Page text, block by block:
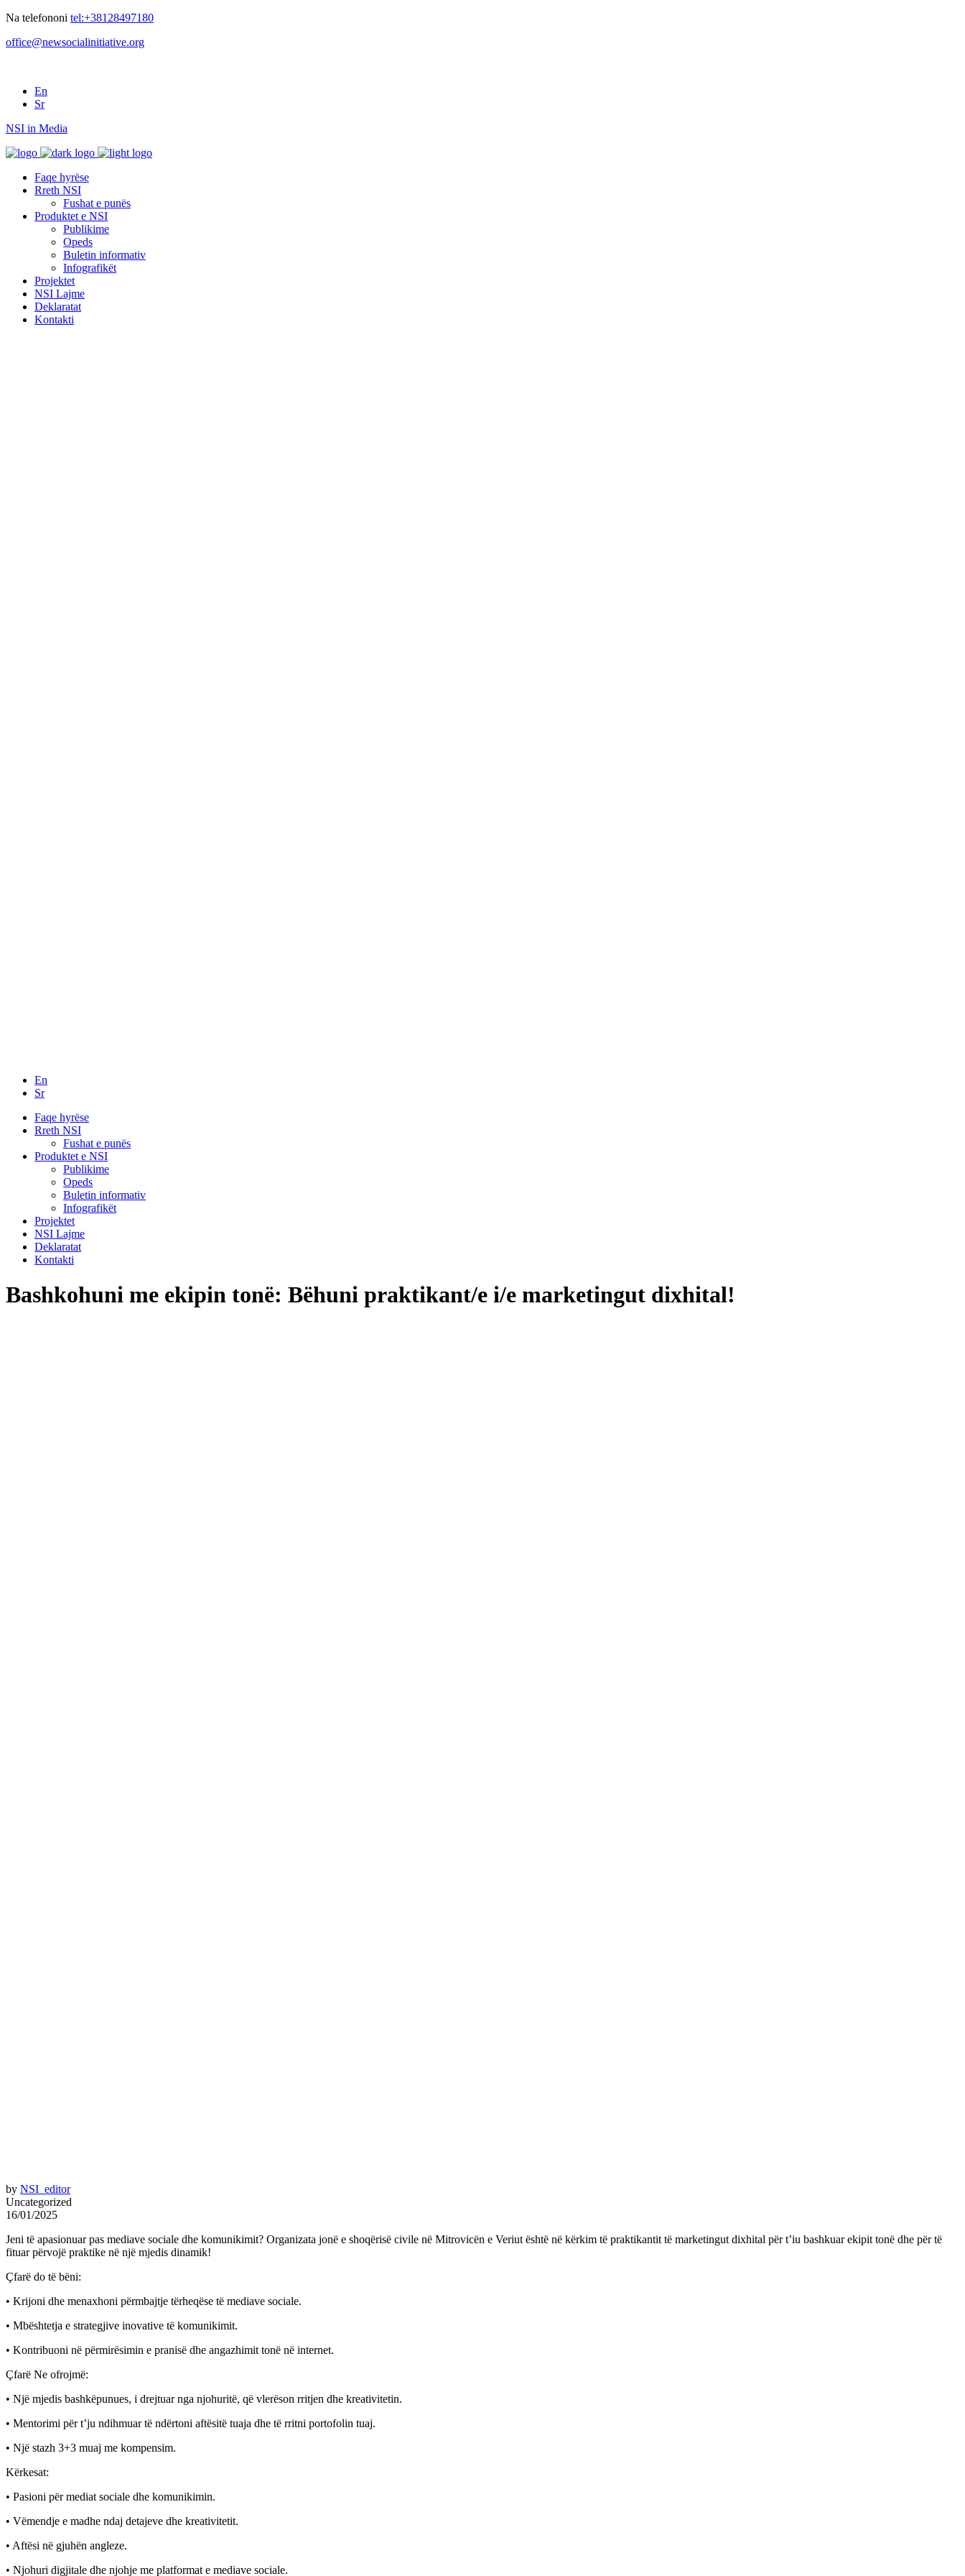
Na telefononi tel:+38128497180
office@newsocialinitiative.org
En
Sr
NSI in Media
Faqe hyrëse
Rreth NSI
Fushat e punës
Produktet e NSI
Publikime
Opeds
Buletin informativ
Infografikët
Projektet
NSI Lajme
Deklaratat
Kontakti
En
Sr
Faqe hyrëse
Rreth NSI
Fushat e punës
Produktet e NSI
Publikime
Opeds
Buletin informativ
Infografikët
Projektet
NSI Lajme
Deklaratat
Kontakti
Bashkohuni me ekipin tonë: Bëhuni praktikant/e i/e marketingut dixhital!
by NSI_editor
Uncategorized
16/01/2025
Jeni të apasionuar pas mediave sociale dhe komunikimit? Organizata jonë e shoqërisë civile në Mitrovicën e Veriut është në kërkim të praktikantit të marketingut dixhital për t’iu bashkuar ekipit tonë dhe për të
fituar përvojë praktike në një mjedis dinamik!
Çfarë do të bëni:
• Krijoni dhe menaxhoni përmbajtje tërheqëse të mediave sociale.
• Mbështetja e strategjive inovative të komunikimit.
• Kontribuoni në përmirësimin e pranisë dhe angazhimit tonë në internet.
Çfarë Ne ofrojmë:
• Një mjedis bashkëpunues, i drejtuar nga njohuritë, që vlerëson rritjen dhe kreativitetin.
• Mentorimi për t’ju ndihmuar të ndërtoni aftësitë tuaja dhe të rritni portofolin tuaj.
• Një stazh 3+3 muaj me kompensim.
Kërkesat:
• Pasioni për mediat sociale dhe komunikimin.
• Vëmendje e madhe ndaj detajeve dhe kreativitetit.
• Aftësi në gjuhën angleze.
• Njohuri digjitale dhe njohje me platformat e mediave sociale.